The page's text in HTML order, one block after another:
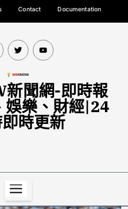
Contact Documentation
聞網-即時報
娛樂、財經|24
時更新